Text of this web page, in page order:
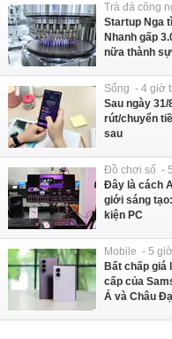
Trà đá công
Startup Nga
Nhanh gấp
nữa thành
Sống - 4 giờ
Sau ngày
rút/chuyển
sau
Đồ chơi số -
Đây là cách
giới sáng
kiện PC
Mobile - 5
Bất chấp giá
cấp của
Á và Châu